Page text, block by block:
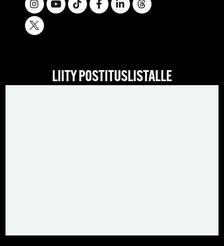
LIITY POSTITUSLISTALLE